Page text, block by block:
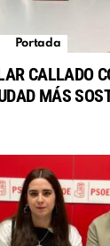
Portada
CALLADO
MÁS